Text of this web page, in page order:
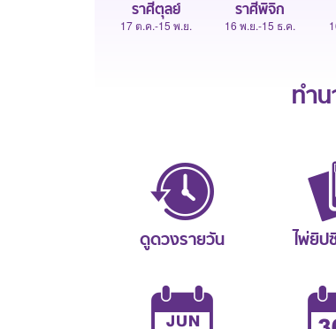
ราศีตุลย์
17 ต.ค.-15 พ.ย.
ราศีพิจิก
16 พ.ย.-15 ธ.ค.
ทำ
ดูดวงรายวัน ไพ่ยิป